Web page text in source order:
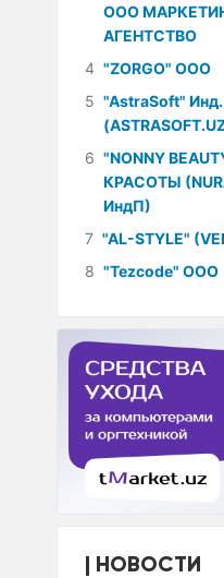
ООО
АГЕНТСТВО
4 "ZORGO" ООО
5 "AstraSoft"
6 "NONNY
КРАСОТЫ
ИндП)
7 "AL-STYLE"
8 "Tezcode" ООО
НОВОСТИ